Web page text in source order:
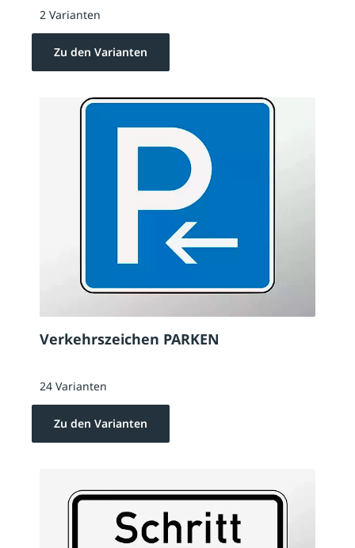
2 Varianten
Zu den Varianten
Verkehrszeichen PARKEN
24 Varianten
Zu den Varianten